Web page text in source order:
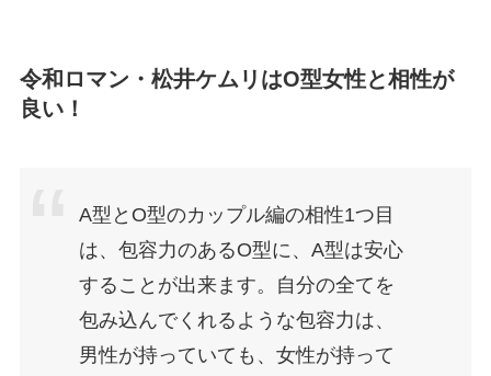
令和ロマン・松井ケムリはO型女性と相性が
良い！
A型とO型のカップル編の相性1つ目
は、包容力のあるO型に、A型は安心
することが出来ます。自分の全てを
包み込んでくれるような包容力は、
男性が持っていても、女性が持って